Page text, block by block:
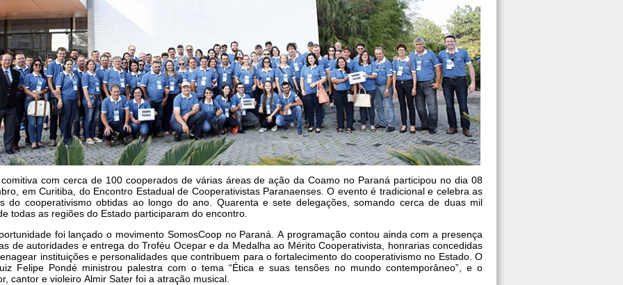
com cerca de 100 cooperados de várias áreas de ação da Coamo no Paraná participou no dia 08
em Curitiba, do Encontro Estadual de Cooperativistas Paranaenses. O evento é tradicional e celebra as
do cooperativismo obtidas ao longo do ano. Quarenta e sete delegações, somando cerca de duas mil
todas as regiões do Estado participaram do encontro.
foi lançado o movimento SomosCoop no Paraná. A programação contou ainda com a presença
de autoridades e entrega do Troféu Ocepar e da Medalha ao Mérito Cooperativista, honrarias concedidas
instituições e personalidades que contribuem para o fortalecimento do cooperativismo no Estado. O
Felipe Pondé ministrou palestra com o tema “Ética e suas tensões no mundo contemporâneo”, e o
cantor e violeiro Almir Sater foi a atração musical.